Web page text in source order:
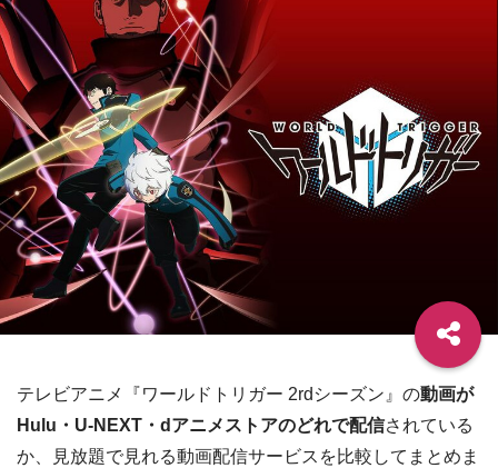
テレビアニメ『ワールドトリガー 2rdシーズン』の動画が
Hulu・U-NEXT・dアニメストアのどれで配信されている
か、見放題で見れる動画配信サービスを比較してまとめま